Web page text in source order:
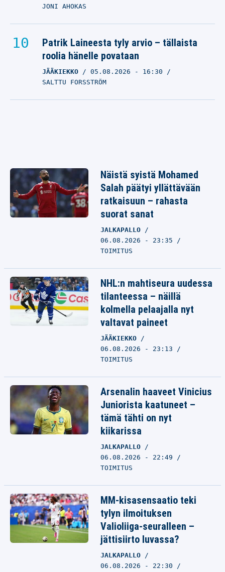
JONI AHOKAS
Patrik Laineesta tyly arvio – tällaista
roolia hänelle povataan
JÄÄKIEKKO 05.08.2026 - 16:30
SALTTU FORSSTRÖM
Näistä syistä Mohamed
Salah päätyi yllättävään
ratkaisuun – rahasta
suorat sanat
JALKAPALLO
06.08.2026 - 23:35
TOIMITUS
NHL:n mahtiseura uudessa
tilanteessa – näillä
kolmella pelaajalla nyt
valtavat paineet
JÄÄKIEKKO
06.08.2026 - 23:13
TOIMITUS
Arsenalin haaveet Vinicius
Juniorista kaatuneet –
tämä tähti on nyt
kiikarissa
JALKAPALLO
06.08.2026 - 22:49
TOIMITUS
MM-kisasensaatio teki
tylyn ilmoituksen
Valioliiga-seuralleen –
jättisiirto luvassa?
JALKAPALLO
06.08.2026 - 22:30